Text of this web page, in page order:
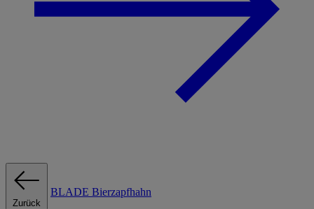
Zurück
BLADE Bierzapfhahn